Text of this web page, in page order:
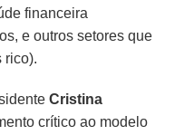
financeira
e outros setores que
rico).
Cristina
crítico ao modelo